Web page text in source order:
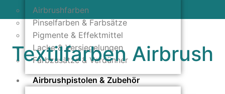
Airbrushfarben
Pinselfarben & Farbsätze
Pigmente & Effektmittel
Lacke & Versiegelungen
Farbzusätze & Verdünner
Airbrushpistolen & Zubehör
Textilfarben Airbrush